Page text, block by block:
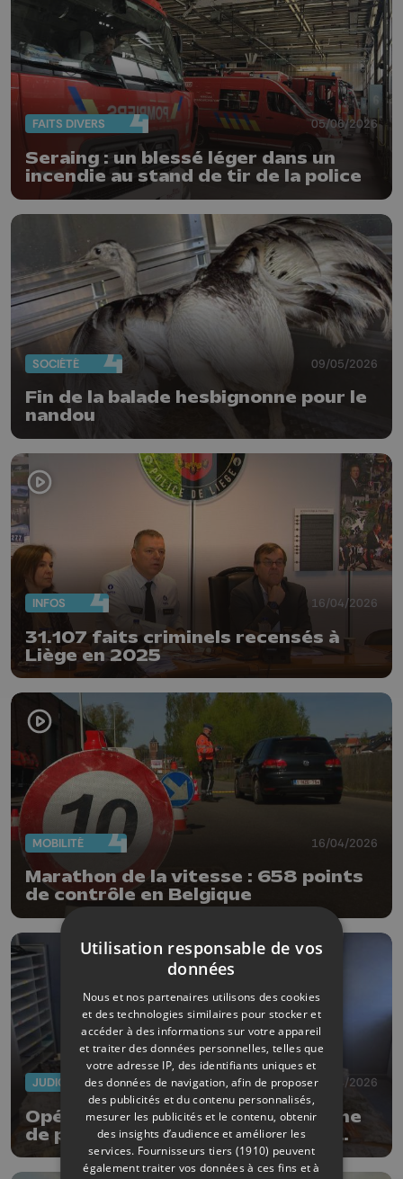
FAITS DIVERS 05/06/2026
Seraing : un blessé léger dans un
incendie au stand de tir de la police
SOCIÉTÉ 09/05/2026
Fin de la balade hesbignonne pour le
nandou
INFOS 16/04/2026
31.107 faits criminels recensés à
Liège en 2025
MOBILITÉ 16/04/2026
Marathon de la vitesse : 658 points
de contrôle en Belgique
JUDICIAIRE 14/04/2026
Opération anti-drogue pour la zone
de police Beyne-Heusay-Fléron-
Soumagne
Utilisation responsable de vos
données
Nous et nos partenaires utilisons des cookies
et des technologies similaires pour stocker et
accéder à des informations sur votre appareil
et traiter des données personnelles, telles que
votre adresse IP, des identifiants uniques et
des données de navigation, afin de proposer
des publicités et du contenu personnalisés,
mesurer les publicités et le contenu, obtenir
des insights d’audience et améliorer les
services. Fournisseurs tiers (1910) peuvent
également traiter vos données à ces fins et à